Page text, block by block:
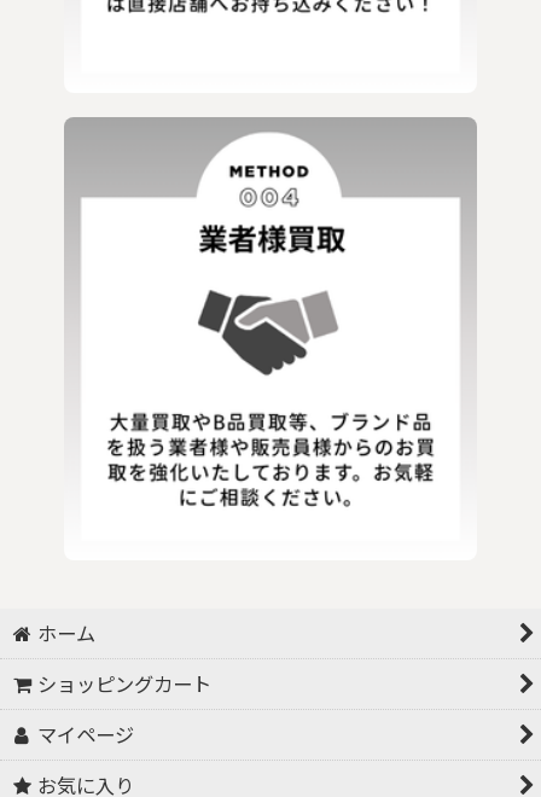
ホーム
ショッピングカート
マイページ
お気に入り